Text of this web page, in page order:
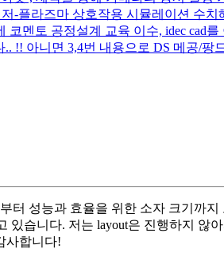
-플라즈마 상호작용 시뮬레이션 수
멘토 공정설계 교육 이수, idec cad
!! 아니면 3,4번 내용으로 DS 메공/팡
터 성능과 효율을 위한 소자 크기까
있습니다. 저는 layout은 진행하지 않
사합니다!